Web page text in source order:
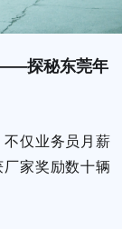
探秘东莞年
仅业务员月薪
家奖励数十辆